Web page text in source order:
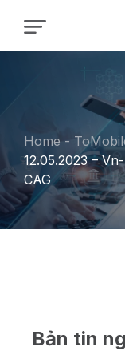
Home -
12.05.2023 –
CAG
Bản tin